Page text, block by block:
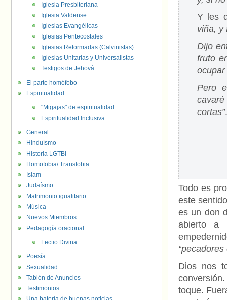
Y les
viña, y
Dijo
fruto
Pero
cortas”.
Todo es
este
es un don
abierto a
Dios nos
toque.
Iglesia Presbiteriana
Iglesia Valdense
Iglesias Evangélicas
Iglesias Pentecostales
Iglesias Reformadas (Calvinistas)
Iglesias Unitarias y Universalistas
Testigos de Jehová
El parte homófobo
Espiritualidad
"Migajas" de espiritualidad
Espiritualidad Inclusiva
General
Hinduísmo
Historia LGTBI
Homofobia/ Transfobia.
Islam
Judaísmo
Matrimonio igualitario
Música
Nuevos Miembros
Pedagogía oracional
Lectio Divina
Poesía
Sexualidad
Tablón de Anuncios
Testimonios